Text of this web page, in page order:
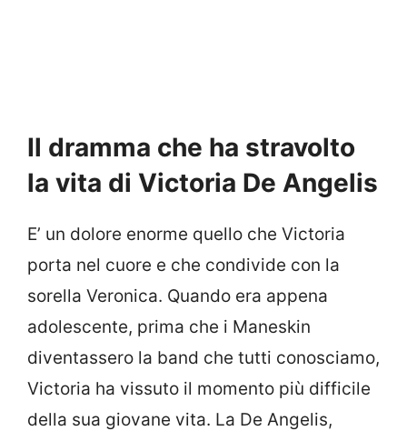
Il dramma che ha stravolto
la vita di Victoria De Angelis
E’ un dolore enorme quello che Victoria
porta nel cuore e che condivide con la
sorella Veronica. Quando era appena
adolescente, prima che i Maneskin
diventassero la band che tutti conosciamo,
Victoria ha vissuto il momento più difficile
della sua giovane vita. La De Angelis,